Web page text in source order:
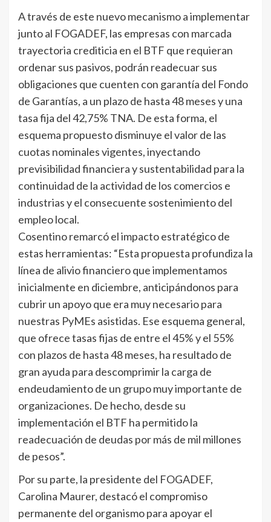
A través de este nuevo mecanismo a implementar
junto al FOGADEF, las empresas con marcada
trayectoria crediticia en el BTF que requieran
ordenar sus pasivos, podrán readecuar sus
obligaciones que cuenten con garantía del Fondo
de Garantías, a un plazo de hasta 48 meses y una
tasa fija del 42,75% TNA. De esta forma, el
esquema propuesto disminuye el valor de las
cuotas nominales vigentes, inyectando
previsibilidad financiera y sustentabilidad para la
continuidad de la actividad de los comercios e
industrias y el consecuente sostenimiento del
empleo local.
Cosentino remarcó el impacto estratégico de
estas herramientas: “Esta propuesta profundiza la
línea de alivio financiero que implementamos
inicialmente en diciembre, anticipándonos para
cubrir un apoyo que era muy necesario para
nuestras PyMEs asistidas. Ese esquema general,
que ofrece tasas fijas de entre el 45% y el 55%
con plazos de hasta 48 meses, ha resultado de
gran ayuda para descomprimir la carga de
endeudamiento de un grupo muy importante de
organizaciones. De hecho, desde su
implementación el BTF ha permitido la
readecuación de deudas por más de mil millones
de pesos”.
Por su parte, la presidente del FOGADEF,
Carolina Maurer, destacó el compromiso
permanente del organismo para apoyar el